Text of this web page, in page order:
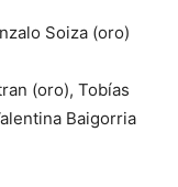
Soiza (oro)
(oro), Tobías
Baigorria